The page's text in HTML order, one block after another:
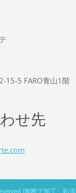
15-5 FARO青山1階
せ先
te.com
無断で加工、転